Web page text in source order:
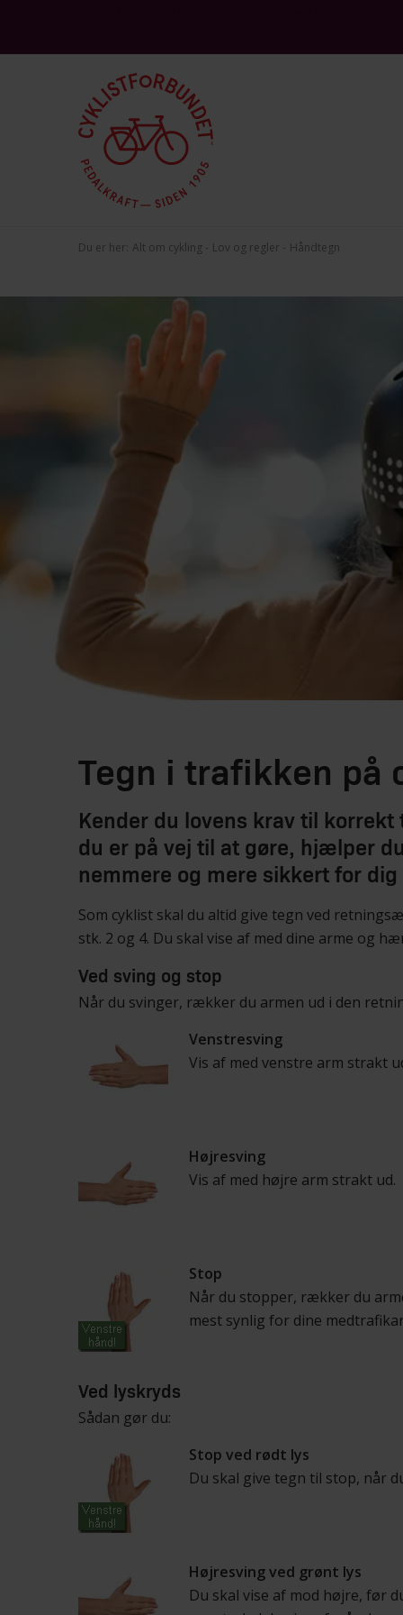
Du er her: Alt om cykling Lov og regler Håndtegn
Tegn i trafikken på
Kender du lovens krav til
du er på vej til at gøre, hjælper
nemmere og mere sikkert for
Som cyklist skal du altid give tegn ved
stk. 2 og 4. Du skal vise af med dine arme og
Ved sving og stop
Når du svinger, rækker du armen ud i den
Venstresving
Vis af med venstre arm strakt
Højresving
Vis af med højre arm strakt ud.
Stop
Når du stopper, rækker du
mest synlig for dine
Ved lyskryds
Sådan gør du:
Stop ved rødt lys
Du skal give tegn til stop, når
Højresving ved grønt lys
Du skal vise af mod højre, før